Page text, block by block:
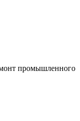
промышленного